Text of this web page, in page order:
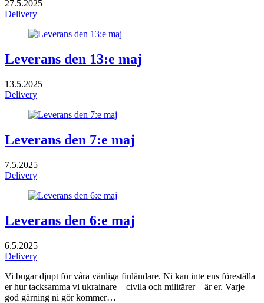
27.5.2025
Delivery
Leverans den 13:e maj
13.5.2025
Delivery
Leverans den 7:e maj
7.5.2025
Delivery
Leverans den 6:e maj
6.5.2025
Delivery
Vi bugar djupt för våra vänliga finländare. Ni kan inte ens föreställa
er hur tacksamma vi ukrainare – civila och militärer – är er. Varje
god gärning ni gör kommer…